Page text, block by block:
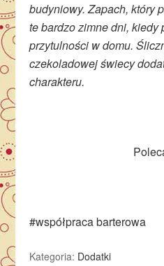
budyniowy. Zapach, który
te bardzo zimne dni,
przytulności w domu.
czekoladowej świecy
charakteru.
#współpraca barterowa
Kategoria: Dodatki